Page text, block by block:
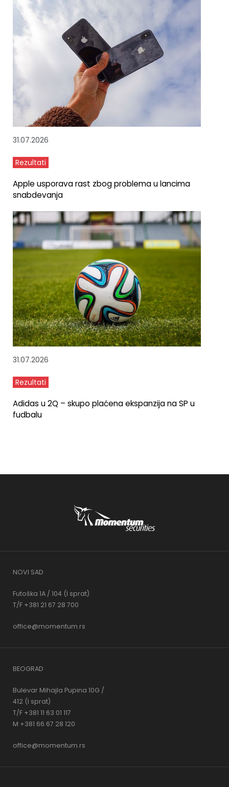
31.07.2026
Rezultati
Apple usporava rast zbog problema u lancima
snabdevanja
31.07.2026
Rezultati
Adidas u 2Q – skupo plaćena ekspanzija na SP u
fudbalu
NOVI SAD
Futoška 1A / 104 (I sprat)
T/F +381 21 67 28 700
office@momentum.rs
BEOGRAD
Bulevar Mihajla Pupina 10G /
412 (I sprat)
T/F +381 11 63 01 117
M +381 66 67 28 120
office@momentum.rs